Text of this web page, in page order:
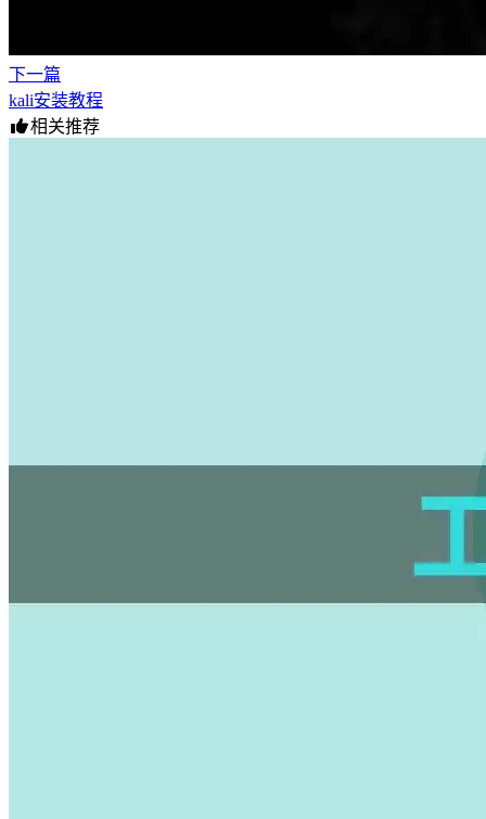
下一篇
kali安装教程
相关推荐